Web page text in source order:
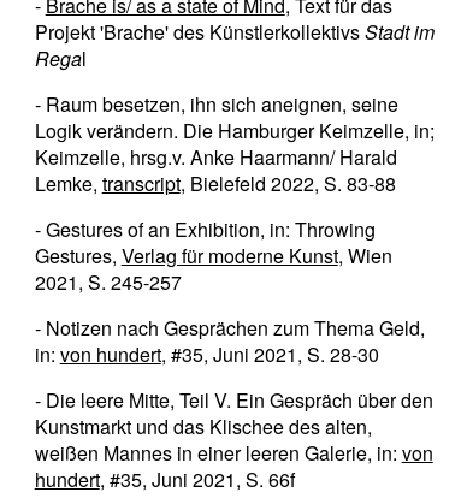
Projekt 'Brache' des KünstlerkollektivsStadt im
Regal
- Raum besetzen, ihn sich aneignen, seine
Logik verändern. Die Hamburger Keimzelle, in;
Keimzelle, hrsg.v. Anke Haarmann/ Harald
Lemke, transcript, Bielefeld 2022, S. 83-88
- Gestures of an Exhibition, in: Throwing
Gestures, Verlag für moderne Kunst, Wien
2021, S. 245-257
- Notizen nach Gesprächen zum Thema Geld,
in: von hundert, #35, Juni 2021, S. 28-30
- Die leere Mitte, Teil V. Ein Gespräch über den
Kunstmarkt und das Klischee des alten,
weißen Mannes in einer leeren Galerie, in: von
hundert, #35, Juni 2021, S. 66f